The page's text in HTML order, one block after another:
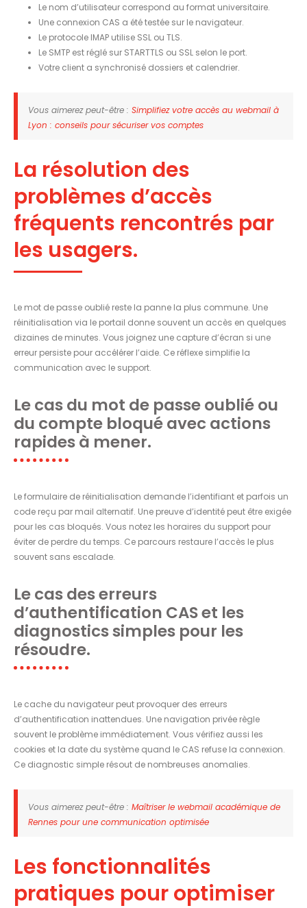
Le nom d’utilisateur correspond au format universitaire.
Une connexion CAS a été testée sur le navigateur.
Le protocole IMAP utilise SSL ou TLS.
Le SMTP est réglé sur STARTTLS ou SSL selon le port.
Votre client a synchronisé dossiers et calendrier.
Vous aimerez peut-être : Simplifiez votre accès au webmail à
Lyon : conseils pour sécuriser vos comptes
La résolution des
problèmes d’accès
fréquents rencontrés par
les usagers.
Le mot de passe oublié reste la panne la plus commune. Une
réinitialisation via le portail donne souvent un accès en quelques
dizaines de minutes. Vous joignez une capture d’écran si une
erreur persiste pour accélérer l’aide. Ce réflexe simplifie la
communication avec le support.
Le cas du mot de passe oublié ou
du compte bloqué avec actions
rapides à mener.
Le formulaire de réinitialisation demande l’identifiant et parfois un
code reçu par mail alternatif. Une preuve d’identité peut être exigée
pour les cas bloqués. Vous notez les horaires du support pour
éviter de perdre du temps. Ce parcours restaure l’accès le plus
souvent sans escalade.
Le cas des erreurs
d’authentification CAS et les
diagnostics simples pour les
résoudre.
Le cache du navigateur peut provoquer des erreurs
d’authentification inattendues. Une navigation privée règle
souvent le problème immédiatement. Vous vérifiez aussi les
cookies et la date du système quand le CAS refuse la connexion.
Ce diagnostic simple résout de nombreuses anomalies.
Vous aimerez peut-être : Maîtriser le webmail académique de
Rennes pour une communication optimisée
Les fonctionnalités
pratiques pour optimiser